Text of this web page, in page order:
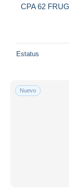
CPA 62
Estatus
Nuevo